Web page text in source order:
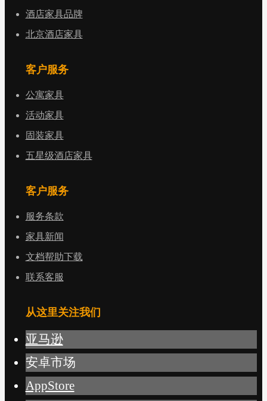
酒店家具品牌
北京酒店家具
客户服务
公寓家具
活动家具
固装家具
五星级酒店家具
客户服务
服务条款
家具新闻
文档帮助下载
联系客服
从这里关注我们
亚马逊
安卓市场
AppStore